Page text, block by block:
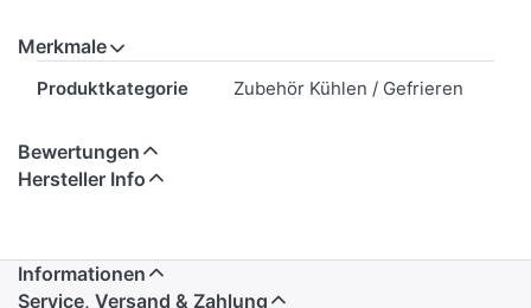
Merkmale
Produktkategorie Zubehör Kühlen / Gefrieren
Bewertungen
Hersteller Info
Informationen
Service, Versand & Zahlung